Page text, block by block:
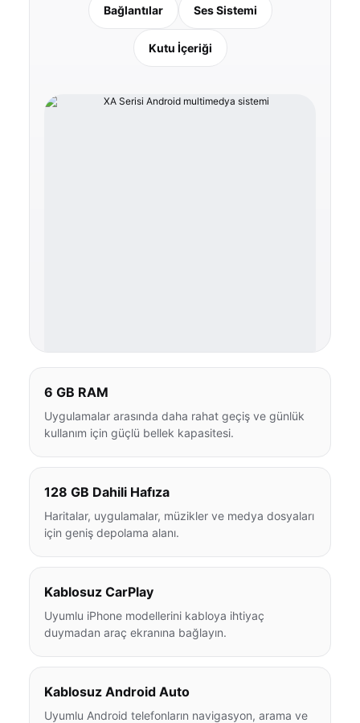
Bağlantılar Ses Sistemi
Kutu İçeriği
6 GB RAM
Uygulamalar arasında daha rahat geçiş ve günlük
kullanım için güçlü bellek kapasitesi.
128 GB Dahili Hafıza
Haritalar, uygulamalar, müzikler ve medya dosyaları
için geniş depolama alanı.
Kablosuz CarPlay
Uyumlu iPhone modellerini kabloya ihtiyaç
duymadan araç ekranına bağlayın.
Kablosuz Android Auto
Uyumlu Android telefonların navigasyon, arama ve